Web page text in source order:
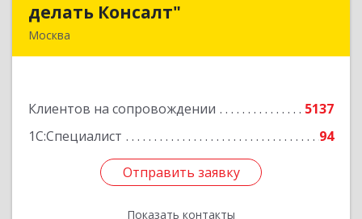
делать Консалт"
Москва
Клиентов на сопровождении
5137
1С:Специалист
94
Отправить заявку
Показать контакты
Отправить заявку
Назад